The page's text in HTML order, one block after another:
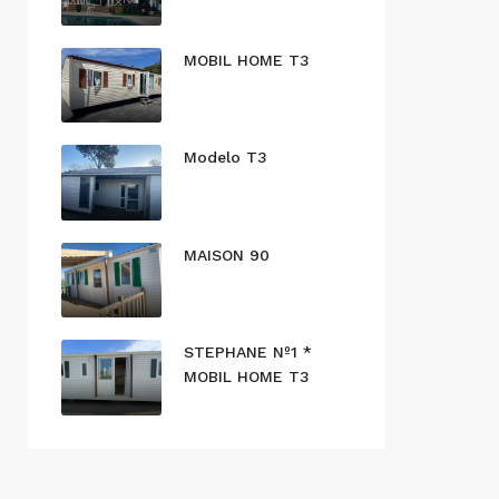
MOBIL HOME T3
Modelo T3
MAISON 90
STEPHANE Nº1 *
MOBIL HOME T3